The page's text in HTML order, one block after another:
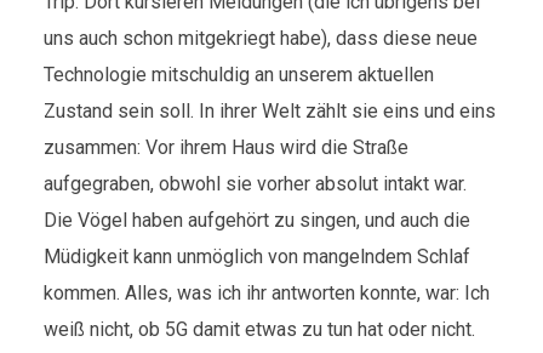
uns auch schon mitgekriegt habe), dass diese neue
Technologie mitschuldig an unserem aktuellen
Zustand sein soll. In ihrer Welt zählt sie eins und eins
zusammen: Vor ihrem Haus wird die Straße
aufgegraben, obwohl sie vorher absolut intakt war.
Die Vögel haben aufgehört zu singen, und auch die
Müdigkeit kann unmöglich von mangelndem Schlaf
kommen. Alles, was ich ihr antworten konnte, war: Ich
weiß nicht, ob 5G damit etwas zu tun hat oder nicht.